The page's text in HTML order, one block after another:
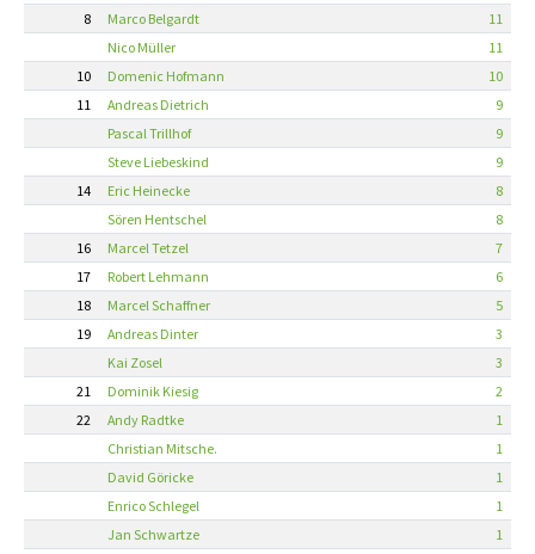
8
Marco Belgardt
11
Nico Müller
11
10
Domenic Hofmann
10
11
Andreas Dietrich
9
Pascal Trillhof
9
Steve Liebeskind
9
14
Eric Heinecke
8
Sören Hentschel
8
16
Marcel Tetzel
7
17
Robert Lehmann
6
18
Marcel Schaffner
5
19
Andreas Dinter
3
Kai Zosel
3
21
Dominik Kiesig
2
22
Andy Radtke
1
Christian Mitsche.
1
David Göricke
1
Enrico Schlegel
1
Jan Schwartze
1